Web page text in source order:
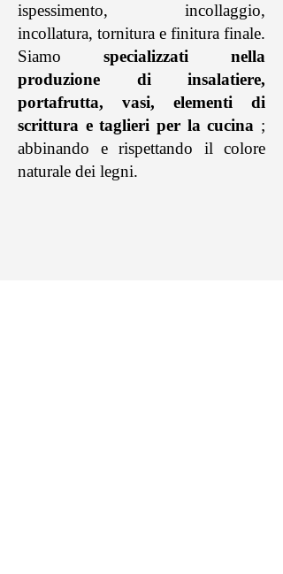
ispessimento, incollaggio,
incollatura, tornitura e finitura finale.
Siamo specializzati nella
produzione di insalatiere,
portafrutta, vasi, elementi di
scrittura e taglieri per la cucina ;
abbinando e rispettando il colore
naturale dei legni.